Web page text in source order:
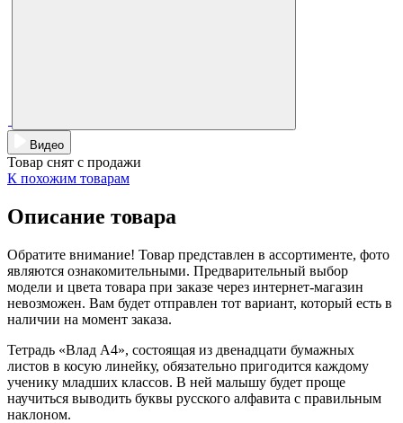
Видео
Товар снят с продажи
К похожим товарам
Описание товара
Обратите внимание! Товар представлен в ассортименте, фото
являются ознакомительными. Предварительный выбор
модели и цвета товара при заказе через интернет-магазин
невозможен. Вам будет отправлен тот вариант, который есть в
наличии на момент заказа.
Тетрадь «Влад А4», состоящая из двенадцати бумажных
листов в косую линейку, обязательно пригодится каждому
ученику младших классов. В ней малышу будет проще
научиться выводить буквы русского алфавита с правильным
наклоном.